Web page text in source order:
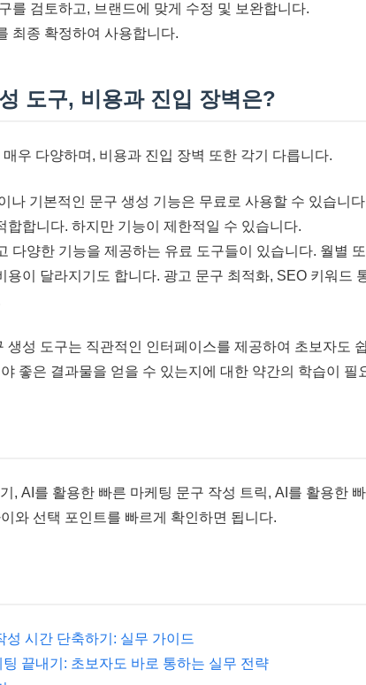
를 검토하고, 브랜드에 맞게 수정 및 보완합니다.
최종 확정하여 사용합니다.
도구, 비용과 진입 장벽은?
우 다양하며, 비용과 진입 장벽 또한 각기 다릅니다.
나 기본적인 문구 생성 기능은 무료로 사용할 수 있습니
합합니다. 하지만 기능이 제한적일 수 있습니다.
다양한 기능을 제공하는 유료 도구들이 있습니다. 월별
용이 달라지기도 합니다. 광고 문구 최적화, SEO 키워드
생성 도구는 직관적인 인터페이스를 제공하여 초보자도
좋은 결과물을 얻을 수 있는지에 대한 약간의 학습이 필
, AI를 활용한 빠른 마케팅 문구 작성 트릭, AI를 활용한
와 선택 포인트를 빠르게 확인하면 됩니다.
시간 단축하기: 실무 가이드
끝내기: 초보자도 바로 통하는 실무 전략